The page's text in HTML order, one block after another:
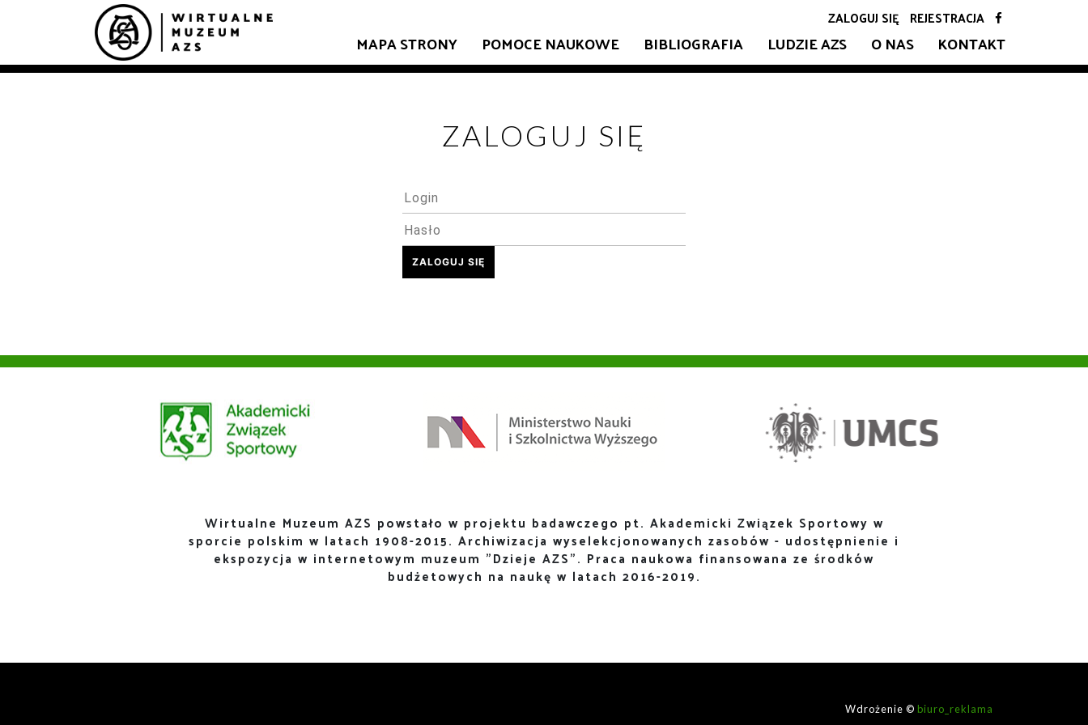
ZALOGUJ SIĘ REJESTRACJA
MAPA STRONY POMOCE NAUKOWE BIBLIOGRAFIA LUDZIE AZS O NAS KONTAKT
ZALOGUJ SIĘ
Wirtualne Muzeum AZS powstało w projektu badawczego pt. Akademicki Związek Sportowy w
sporcie polskim w latach 1908-2015. Archiwizacja wyselekcjonowanych zasobów - udostępnienie i
ekspozycja w internetowym muzeum "Dzieje AZS". Praca naukowa finansowana ze środków
budżetowych na naukę w latach 2016-2019.
Wdrożenie © biuro_reklama